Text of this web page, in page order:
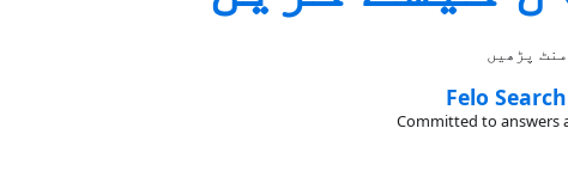
Felo
Committed to answers